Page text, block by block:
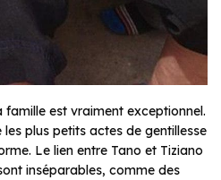
famille est vraiment exceptionnel.
plus petits actes de gentillesse
Le lien entre Tano et Tiziano
inséparables, comme des